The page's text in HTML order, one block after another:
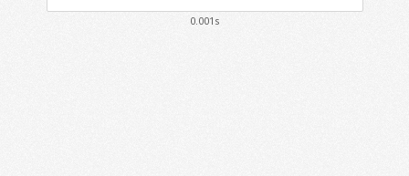
0.001s